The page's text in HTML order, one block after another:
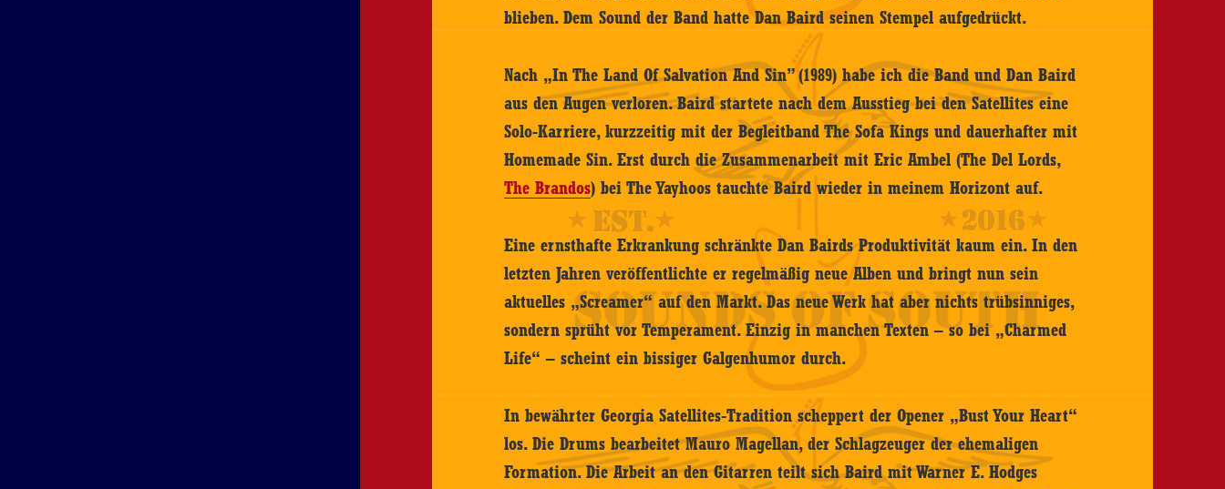
blieben. Dem Sound der Band hatte Dan Baird seinen Stempel aufgedrückt.
Nach „In The Land Of Salvation And Sin” (1989) habe ich die Band und Dan Baird
aus den Augen verloren. Baird startete nach dem Ausstieg bei den Satellites eine
Solo-Karriere, kurzzeitig mit der Begleitband The Sofa Kings und dauerhafter mit
Homemade Sin. Erst durch die Zusammenarbeit mit Eric Ambel (The Del Lords,
The Brandos) bei The Yayhoos tauchte Baird wieder in meinem Horizont auf.
Eine ernsthafte Erkrankung schränkte Dan Bairds Produktivität kaum ein. In den
letzten Jahren veröffentlichte er regelmäßig neue Alben und bringt nun sein
aktuelles „Screamer“ auf den Markt. Das neue Werk hat aber nichts trübsinniges,
sondern sprüht vor Temperament. Einzig in manchen Texten – so bei „Charmed
Life“ – scheint ein bissiger Galgenhumor durch.
In bewährter Georgia Satellites-Tradition scheppert der Opener „Bust Your Heart“
los. Die Drums bearbeitet Mauro Magellan, der Schlagzeuger der ehemaligen
Formation. Die Arbeit an den Gitarren teilt sich Baird mit Warner E. Hodges